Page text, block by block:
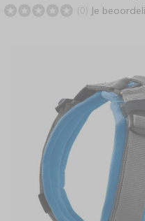
(0) Je